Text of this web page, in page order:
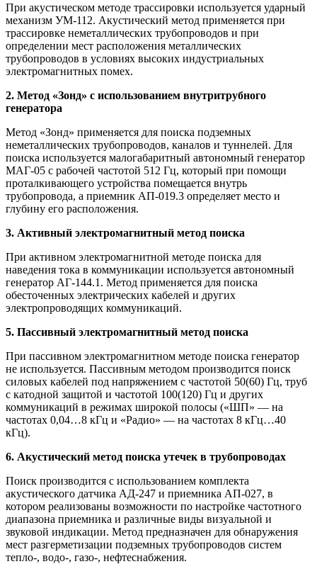
При акустическом методе трассировки используется ударный
механизм УМ-112. Акустический метод применяется при
трассировке неметаллических трубопроводов и при
определении мест расположения металлических
трубопроводов в условиях высоких индустриальных
электромагнитных помех.
2. Метод «Зонд» с использованием внутритрубного
генератора
Метод «Зонд» применяется для поиска подземных
неметаллических трубопроводов, каналов и туннелей. Для
поиска используется малогабаритный автономный генератор
МАГ-05 с рабочей частотой 512 Гц, который при помощи
проталкивающего устройства помещается внутрь
трубопровода, а приемник АП-019.3 определяет место и
глубину его расположения.
3. Активный электромагнитный метод поиска
При активном электромагнитной методе поиска для
наведения тока в коммуникации используется автономный
генератор АГ-144.1. Метод применяется для поиска
обесточенных электрических кабелей и других
электропроводящих коммуникаций.
5. Пассивный электромагнитный метод поиска
При пассивном электромагнитном методе поиска генератор
не используется. Пассивным методом производится поиск
силовых кабелей под напряжением с частотой 50(60) Гц, труб
с катодной защитой и частотой 100(120) Гц и других
коммуникаций в режимах широкой полосы («ШП» — на
частотах 0,04…8 кГц и «Радио» — на частотах 8 кГц…40
кГц).
6. Акустический метод поиска утечек в трубопроводах
Поиск производится с использованием комплекта
акустического датчика АД-247 и приемника АП-027, в
котором реализованы возможности по настройке частотного
диапазона приемника и различные виды визуальной и
звуковой индикации. Метод предназначен для обнаружения
мест разгерметизации подземных трубопроводов систем
тепло-, водо-, газо-, нефтеснабжения.